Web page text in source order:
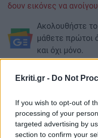
Ekriti.gr - Do Not
If you wish to opt-out of
processing of your
targeted advertising by
section to confirm your
δουν εικόνες να
Ακολουθήστε
μάθετε πρώτοι
και όχι μόνο.